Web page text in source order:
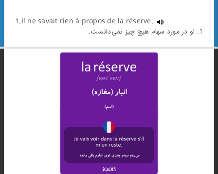
1.Il ne savait rien à propos de la réserve.
1. او در مورد سهام هیچ چیز نمی‌دانست.